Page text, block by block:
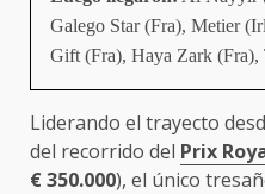
Galego Star (Fra), Metier
Gift (Fra), Haya Zark (Fra),
Liderando el trayecto
del recorrido del Prix
€350.000), el único